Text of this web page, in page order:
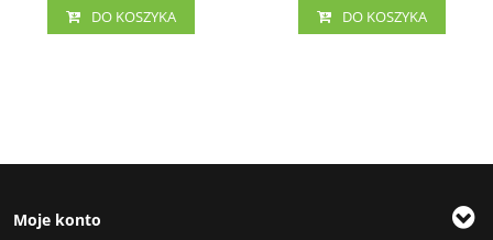
DO KOSZYKA DO KOSZYKA
Moje konto